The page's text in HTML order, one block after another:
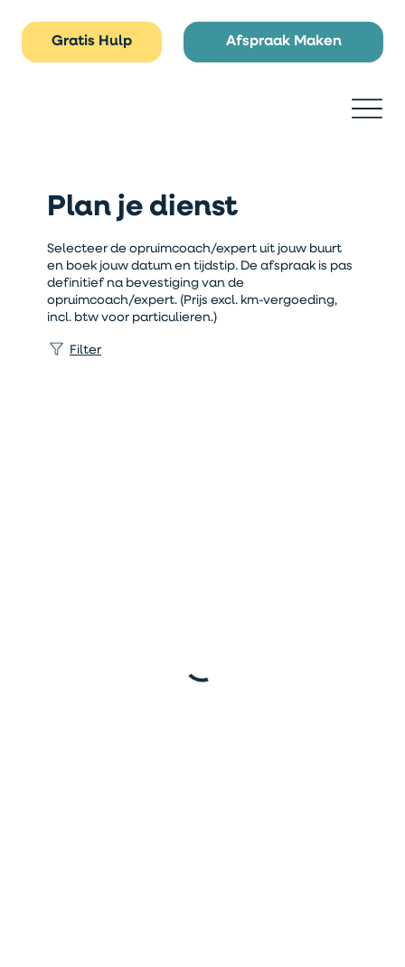
Gratis Hulp Afspraak Maken
Plan je dienst
Selecteer de opruimcoach/expert uit jouw buurt
en boek jouw datum en tijdstip. De afspraak is pas
definitief na bevestiging van de
opruimcoach/expert. (Prijs excl. km-vergoeding,
incl. btw voor particulieren.)
Filter